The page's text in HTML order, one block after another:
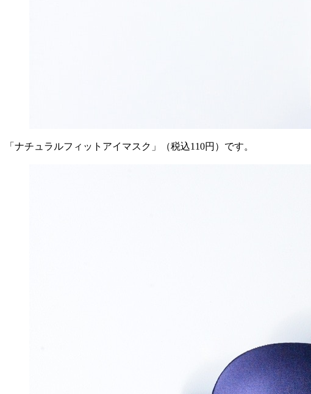
「ナチュラルフィットアイマスク」（税込110円）です。